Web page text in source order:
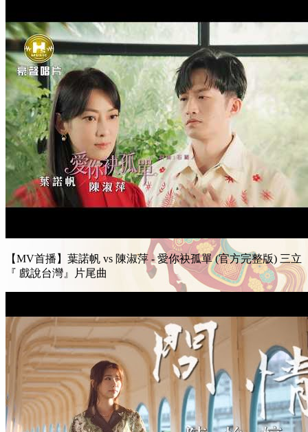
【MV首播】葉諾帆 vs 陳淑萍 - 愛你袂孤單 (官方完整版) 三立
『 戲說台灣』片尾曲